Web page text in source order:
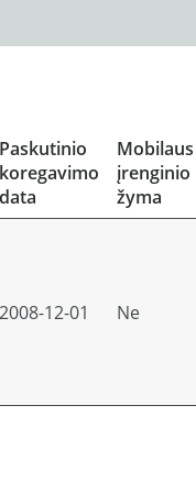
Paskutinio
koregavimo
data
Mobilaus
įrenginio
žyma
2008-12-01 Ne